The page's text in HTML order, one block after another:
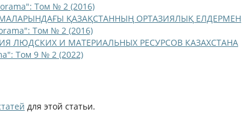
Том № 2 (2016)
ҚАЗАҚСТАННЫҢ ОРТАЗИЯЛЫҚ ЕЛДЕРМЕН
Том № 2 (2016)
ЛЮДСКИХ И МАТЕРИАЛЬНЫХ РЕСУРСОВ КАЗАХСТАНА
Том 9 № 2 (2022)
для этой статьи.